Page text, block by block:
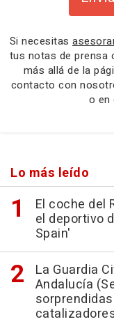
Si necesitas
tus notas de prensa
más allá de la
contacto con
o en
Lo más leído
El coche del
el deportivo
Spain'
La Guardia
Andalucía